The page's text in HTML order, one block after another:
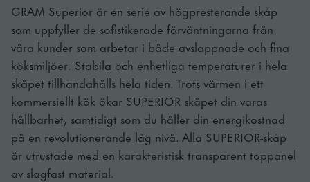
GRAM Superior är en serie av högpresterande skåp
som uppfyller de sofistikerade förväntningarna från
våra kunder som arbetar i både avslappnade och fina
köksmiljöer. Stabila och enhetliga temperaturer i hela
skåpet tillhandahålls hela tiden. Trots värmen i ett
kommersiellt kök ökar SUPERIOR skåpet din varas
hållbarhet, samtidigt som du håller din energikostnad
på en revolutionerande låg nivå. Alla SUPERIOR-skåp
är utrustade med en karakteristisk transparent toppanel
av slagfast material.